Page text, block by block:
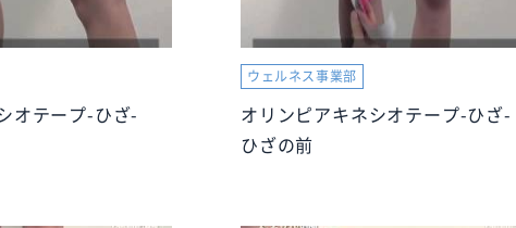
オテープ-ひざ-
ウェルネス事業部
オリンピアキネシオテープ-ひざ-
ひざの前